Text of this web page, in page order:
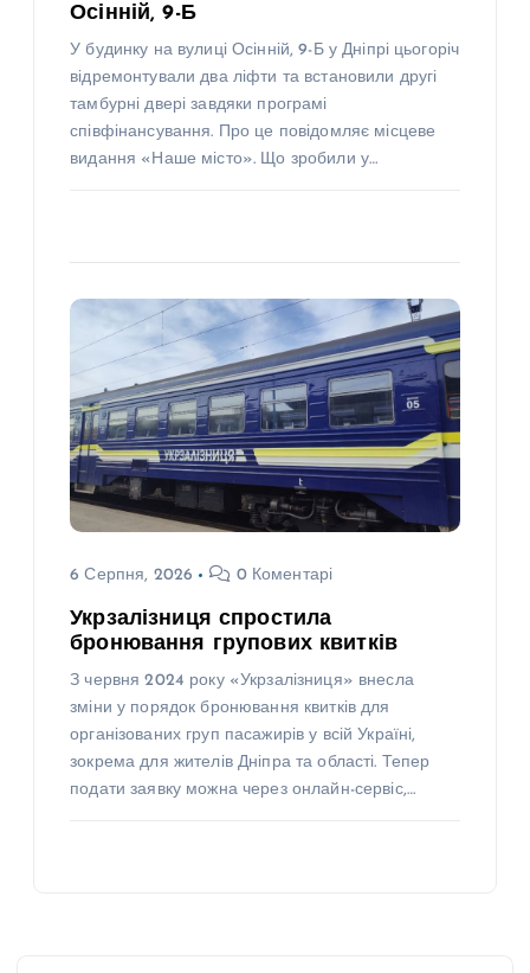
Осінній, 9-Б
У будинку на вулиці Осінній, 9-Б у Дніпрі цьогоріч
відремонтували два ліфти та встановили другі
тамбурні двері завдяки програмі
співфінансування. Про це повідомляє місцеве
видання «Наше місто». Що зробили у…
6 Серпня, 2026 0 Коментарі
Укрзалізниця спростила
бронювання групових квитків
З червня 2024 року «Укрзалізниця» внесла
зміни у порядок бронювання квитків для
організованих груп пасажирів у всій Україні,
зокрема для жителів Дніпра та області. Тепер
подати заявку можна через онлайн-сервіс,…